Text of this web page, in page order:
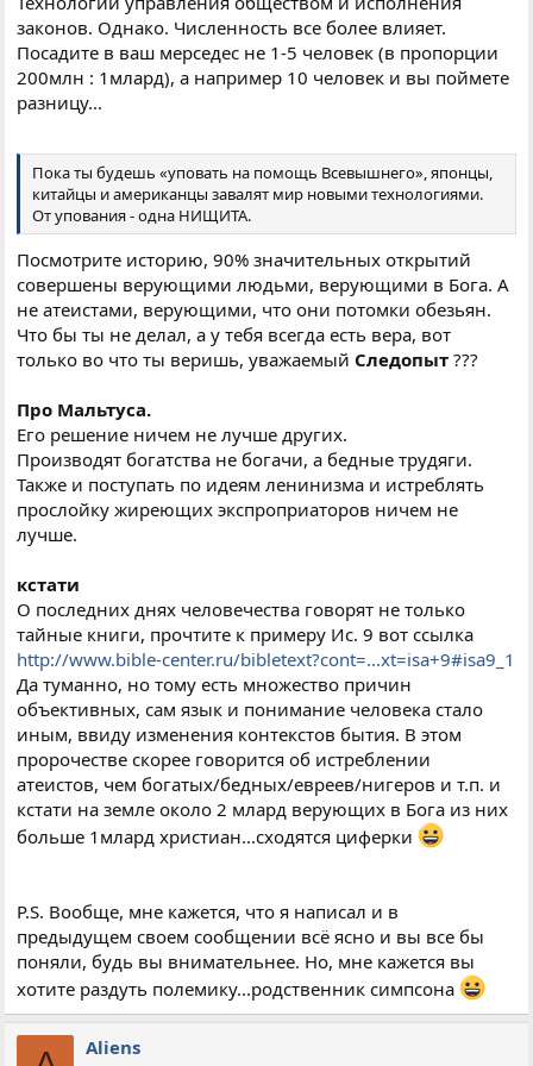
законов. Однако. Численность все более влияет.
Посадите в ваш мерседес не 1-5 человек (в пропорции
200млн : 1млард), а например 10 человек и вы поймете
разницу...
Пока ты будешь «уповать на помощь Всевышнего», японцы,
китайцы и американцы завалят мир новыми технологиями.
От упования - одна НИЩИТА.
Посмотрите историю, 90% значительных открытий
совершены верующими людьми, верующими в Бога. А
не атеистами, верующими, что они потомки обезьян.
Что бы ты не делал, а у тебя всегда есть вера, вот
только во что ты веришь, уважаемый Следопыт ???
Про Мальтуса.
Его решение ничем не лучше других.
Производят богатства не богачи, а бедные трудяги.
Также и поступать по идеям ленинизма и истреблять
прослойку жиреющих экспроприаторов ничем не
лучше.
кстати
О последних днях человечества говорят не только
тайные книги, прочтите к примеру Ис. 9 вот ссылка
http://www.bible-center.ru/bibletext?cont=...xt=isa+9#isa9_1
Да туманно, но тому есть множество причин
объективных, сам язык и понимание человека стало
иным, ввиду изменения контекстов бытия. В этом
пророчестве скорее говорится об истреблении
атеистов, чем богатых/бедных/евреев/нигеров и т.п. и
кстати на земле около 2 млард верующих в Бога из них
больше 1млард христиан...сходятся циферки
P.S. Вообще, мне кажется, что я написал и в
предыдущем своем сообщении всё ясно и вы все бы
поняли, будь вы внимательнее. Но, мне кажется вы
хотите раздуть полемику...родственник симпсона
Aliens